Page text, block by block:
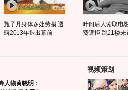
甄子丹身体多处劳损 透
露2013年退出幕前
叶问后人索取电
费遭拒 跳21楼未
人物黄晓明：
视频策划